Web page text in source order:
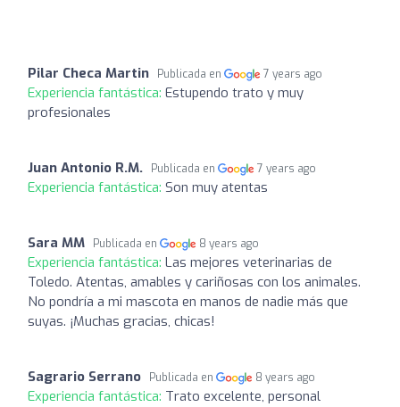
Pilar Checa Martin Publicada en 7 years ago
Experiencia fantástica: Estupendo trato y muy
profesionales
Juan Antonio R.M. Publicada en 7 years ago
Experiencia fantástica: Son muy atentas
Sara MM Publicada en 8 years ago
Experiencia fantástica: Las mejores veterinarias de
Toledo. Atentas, amables y cariñosas con los animales.
No pondría a mi mascota en manos de nadie más que
suyas. ¡Muchas gracias, chicas!
Sagrario Serrano Publicada en 8 years ago
Experiencia fantástica: Trato excelente, personal